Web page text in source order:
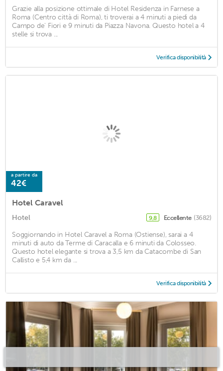
Grazie alla posizione ottimale di Hotel Residenza in Farnese a
Roma (Centro città di Roma), ti troverai a 4 minuti a piedi da
Campo de' Fiori e 9 minuti da Piazza Navona. Questo hotel a 4
stelle si trova ...
Verifica disponibilità
a partire da
42€
Hotel Caravel
Hotel 9,8 Eccellente (3682)
Soggiornando in Hotel Caravel a Roma (Ostiense), sarai a 4
minuti di auto da Terme di Caracalla e 6 minuti da Colosseo.
Questo hotel elegante si trova a 3,5 km da Catacombe di San
Callisto e 5,4 km da ...
Verifica disponibilità